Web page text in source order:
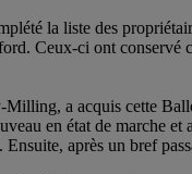
la liste des
Ceux-ci ont conservé
a acquis cette
en état de marche
après un bref